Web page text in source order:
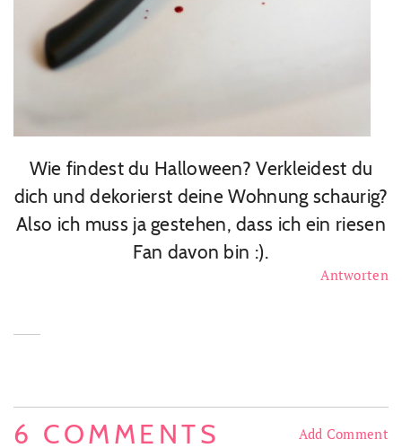
Wie findest du Halloween? Verkleidest du
dich und dekorierst deine Wohnung schaurig?
Also ich muss ja gestehen, dass ich ein riesen
Fan davon bin :).
6 COMMENTS Add Comment
Antworten